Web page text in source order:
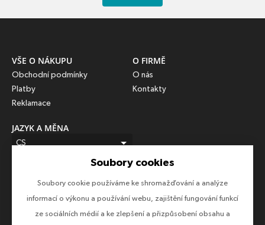
VŠE O NÁKUPU
Obchodní podmínky
Platby
Reklamace
O FIRMĚ
O nás
Kontakty
JAZYK A MĚNA
CS
Soubory cookies
Soubory cookie používáme ke shromažďování a analýze
informací o výkonu a používání webu, zajištění fungování funkcí
ze sociálních médií a ke zlepšení a přizpůsobení obsahu a